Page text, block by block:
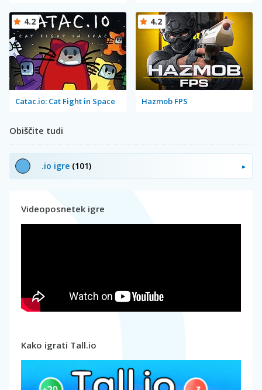
Catac.io: Cat Fight in Space
4.2
Hazmob FPS
4.2
Obiščite tudi
.io igre (101)
Videoposnetek igre
Kako igrati Tall.io